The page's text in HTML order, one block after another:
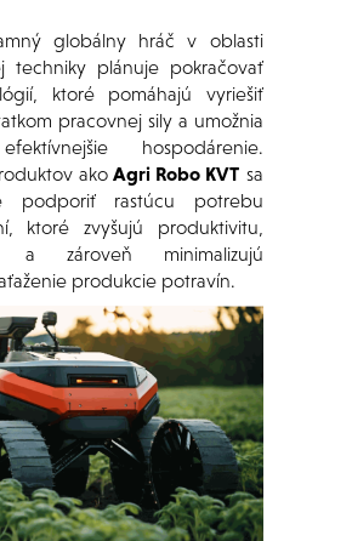
globálny hráč v oblasti
techniky plánuje pokračovať
ktoré pomáhajú vyriešiť
pracovnej sily a umožnia
hospodárenie.
ako Agri Robo KVT sa
podporiť rastúcu potrebu
ktoré zvyšujú produktivitu,
a zároveň minimalizujú
produkcie potravín.